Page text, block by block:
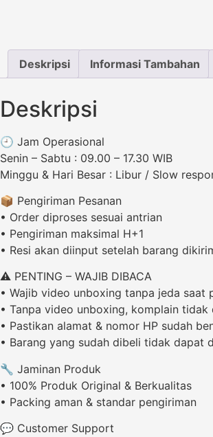
Deskripsi
Informasi Tambahan
Deskripsi
🕘 Jam Operasional
Senin – Sabtu : 09.00 – 17.30 WIB
Minggu & Hari Besar : Libur / Slow
📦 Pengiriman Pesanan
• Order diproses sesuai antrian
• Pengiriman maksimal H+1
• Resi akan diinput setelah barang
⚠️ PENTING – WAJIB DIBACA
• Wajib video unboxing tanpa jeda saat
• Tanpa video unboxing, komplain
• Pastikan alamat & nomor HP sudah
• Barang yang sudah dibeli tidak dapat
🔧 Jaminan Produk
• 100% Produk Original & Berkualitas
• Packing aman & standar pengiriman
💬 Customer Support